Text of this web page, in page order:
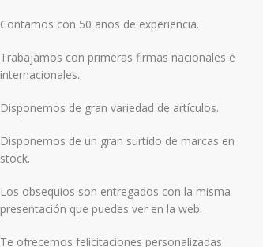
Contamos con 50 años de experiencia.
Trabajamos con primeras firmas nacionales e
internacionales.
Disponemos de gran variedad de artículos.
Disponemos de un gran surtido de marcas en
stock.
Los obsequios son entregados con la misma
presentación que puedes ver en la web.
Te ofrecemos felicitaciones personalizadas